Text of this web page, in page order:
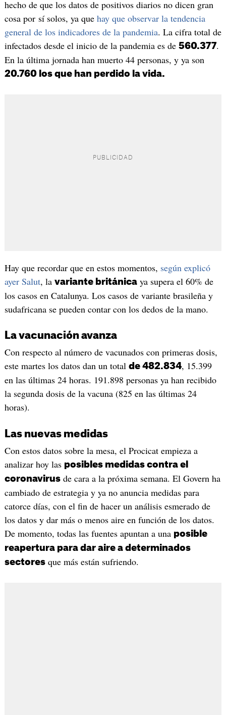
hecho de que los datos de positivos diarios no dicen gran
cosa por sí solos, ya que hay que observar la tendencia
general de los indicadores de la pandemia. La cifra total de
infectados desde el inicio de la pandemia es de 560.377.
En la última jornada han muerto 44 personas, y ya son
20.760 los que han perdido la vida.
Hay que recordar que en estos momentos, según explicó
ayer Salut, la variante británicaya supera el 60% de
los casos en Catalunya. Los casos de variante brasileña y
sudafricana se pueden contar con los dedos de la mano.
La vacunación avanza
Con respecto al número de vacunados con primeras dosis,
este martes los datos dan un total de 482.834, 15.399
en las últimas 24 horas. 191.898 personas ya han recibido
la segunda dosis de la vacuna (825 en las últimas 24
horas).
Las nuevas medidas
Con estos datos sobre la mesa, el Procicat empieza a
analizar hoy las posibles medidas contra el
coronavirusde cara a la próxima semana. El Govern ha
cambiado de estrategia y ya no anuncia medidas para
catorce días, con el fin de hacer un análisis esmerado de
los datos y dar más o menos aire en función de los datos.
De momento, todas las fuentes apuntan a una posible
reapertura para dar aire a determinados
sectoresque más están sufriendo.